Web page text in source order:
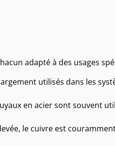
adapté à des usages
utilisés dans les
en acier sont souvent
le cuivre est